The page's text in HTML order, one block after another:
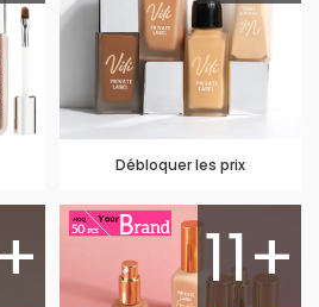
Débloquer les prix
11+